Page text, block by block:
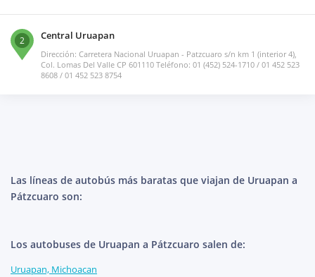
2 Central Uruapan
Dirección: Carretera Nacional Uruapan - Patzcuaro s/n km 1 (interior 4),
Col. Lomas Del Valle CP 601110 Teléfono: 01 (452) 524-1710 / 01 452 523
8608 / 01 452 523 8754
Las líneas de autobús más baratas que viajan de Uruapan a
Pátzcuaro son:
Los autobuses de Uruapan a Pátzcuaro salen de:
Uruapan, Michoacan